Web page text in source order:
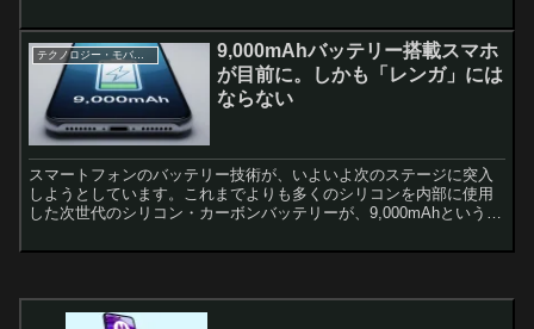
テクノロジー・モバイル
9,000mAhバッテリー搭載スマホ
が目前に。しかも「レンガ」には
ならない
スマートフォンのバッテリー技術が、いよいよ次のステージに突入
しようとしています。これまでよりも多くのシリコンを内部に使用
した次世代のシリコン・カーボンバッテリーが、9,000mAhという驚